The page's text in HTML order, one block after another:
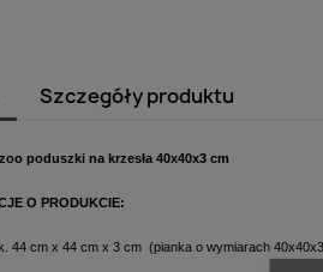
Szczegóły produktu
poduszki na krzesła 40x40x3 cm
O PRODUKCIE:
44 cm x 44 cm x 3 cm (pianka o wymiarach